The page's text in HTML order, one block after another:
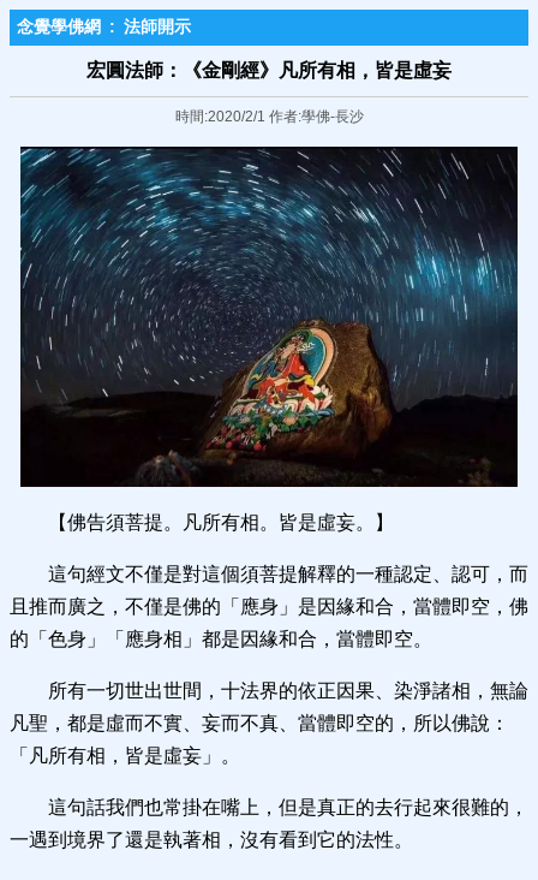
念覺學佛網 : 法師開示
宏圓法師：《金剛經》凡所有相，皆是虛妄
時間:2020/2/1 作者:學佛-長沙
【佛告須菩提。凡所有相。皆是虛妄。】
這句經文不僅是對這個須菩提解釋的一種認定、認可，而
且推而廣之，不僅是佛的「應身」是因緣和合，當體即空，佛
的「色身」「應身相」都是因緣和合，當體即空。
所有一切世出世間，十法界的依正因果、染淨諸相，無論
凡聖，都是虛而不實、妄而不真、當體即空的，所以佛說：
「凡所有相，皆是虛妄」。
這句話我們也常掛在嘴上，但是真正的去行起來很難的，
一遇到境界了還是執著相，沒有看到它的法性。